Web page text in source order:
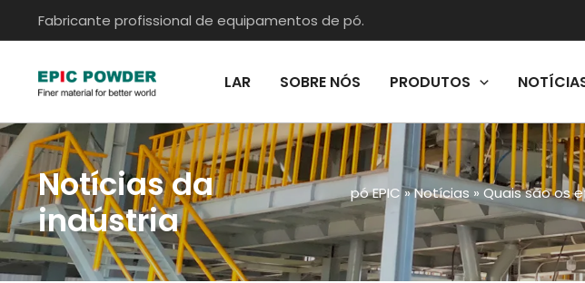
para
conteúdo
Fabricante profissional de equipamentos de pó.
LAR SOBRE NÓS PRODUTOS
Notícias da
indústria
pó EPIC»Notícias » Quais são os